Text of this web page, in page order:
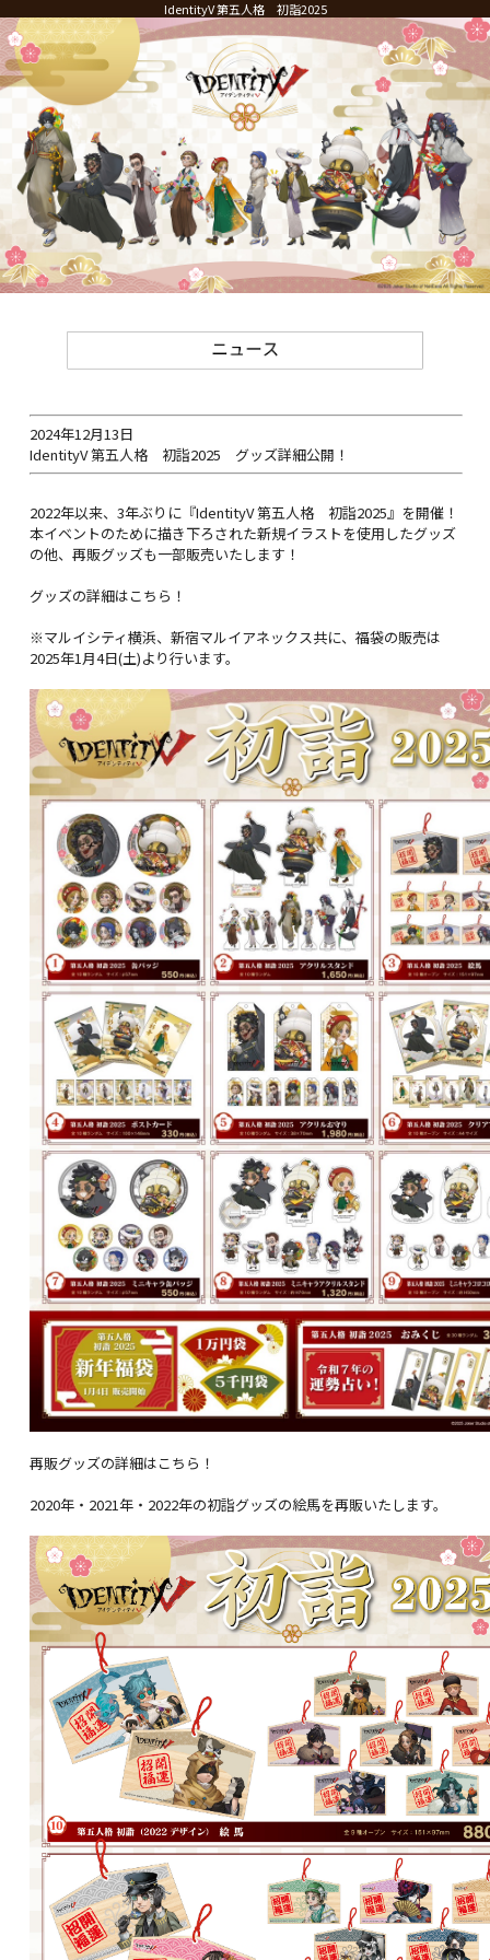
IdentityV 第五人格 初詣2025
2024年12月13日
IdentityV 第五人格 初詣2025 グッズ詳細公開！
2022年以来、3年ぶりに『IdentityV 第五人格 初詣2025』を開催！
本イベントのために描き下ろされた新規イラストを使用したグッズ
の他、再販グッズも一部販売いたします！
グッズの詳細はこちら！
※マルイシティ横浜、新宿マルイアネックス共に、福袋の販売は
2025年1月4日(土)より行います。
再販グッズの詳細はこちら！
2020年・2021年・2022年の初詣グッズの絵馬を再販いたします。